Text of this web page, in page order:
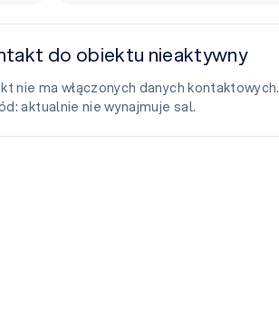
do obiektu nieaktywny
nie ma włączonych danych kontaktowych.
aktualnie nie wynajmuje sal.